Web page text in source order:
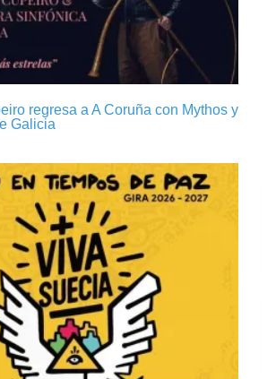
regresa a A Coruña con Mythos y
Galicia